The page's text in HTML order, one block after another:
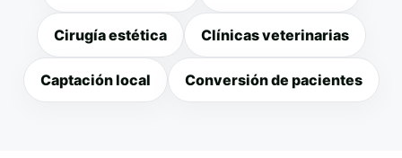
Cirugía estética Clínicas veterinarias
Captación local Conversión de pacientes